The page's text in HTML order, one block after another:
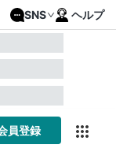
SNS ヘルプ
員登録